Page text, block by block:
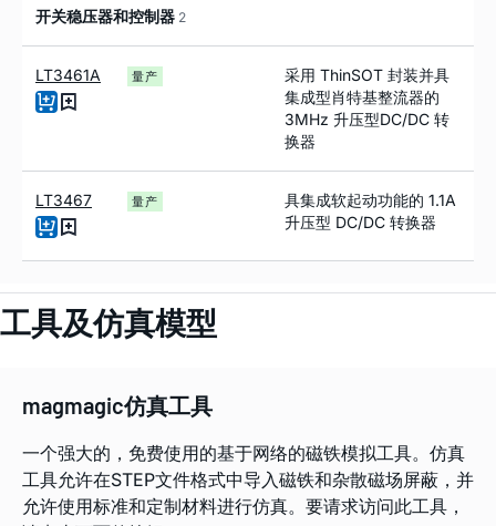
开关稳压器和控制器 2
LT3461A 量产
采用 ThinSOT 封装并具
集成型肖特基整流器的
3MHz 升压型DC/DC 转
换器
LT3467 量产
具集成软起动功能的 1.1A
升压型 DC/DC 转换器
工具及仿真模型
magmagic仿真工具
一个强大的，免费使用的基于网络的磁铁模拟工具。仿真
工具允许在STEP文件格式中导入磁铁和杂散磁场屏蔽，并
允许使用标准和定制材料进行仿真。要请求访问此工具，